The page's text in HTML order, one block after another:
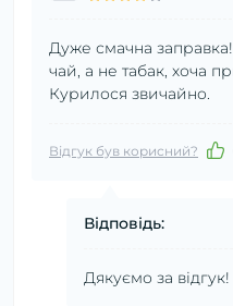
Дуже смачна
чай, а не табак, хоча
Курилося звичайно.
Відгук був корисний?
Відповідь:
Дякуємо за відгук!